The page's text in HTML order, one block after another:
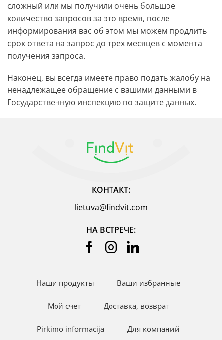
сложный или мы получили очень большое
количество запросов за это время, после
информирования вас об этом мы можем продлить
срок ответа на запрос до трех месяцев с момента
получения запроса.
Наконец, вы всегда имеете право подать жалобу на
ненадлежащее обращение с вашими данными в
Государственную инспекцию по защите данных.
КОНТАКТ:
lietuva@findvit.com
НА ВСТРЕЧЕ:
Наши продукты Ваши избранные
Мой счет Доставка, возврат
Pirkimo informacija Для компаний